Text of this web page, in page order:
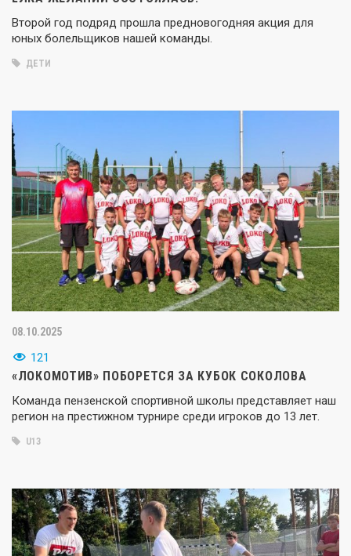
Второй год подряд прошла предновогодняя акция для
юных болельщиков нашей команды.
ДЕТИ
08.10.2025
121
«ЛОКОМОТИВ» ПОБОРЕТСЯ ЗА КУБОК СОКОЛОВА
Команда пензенской спортивной школы представляет наш
регион на престижном турнире среди игроков до 13 лет.
U13